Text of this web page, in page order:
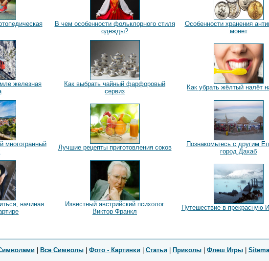
В чем особенности фольклорного стиля
одежды?
Особенности хранения
монет
железная
Как выбрать чайный фарфоровый
сервиз
Как убрать жёлтый налёт
многогранный
Лучшие рецепты приготовления соков
Познакомьтесь с другим
город Дахаб
начиная
Известный австрийский психолог
Виктор Франкл
Путешествие в прекрасную
Все Символы| Фото - Картинки Статьи Приколы| Флеш Игры|